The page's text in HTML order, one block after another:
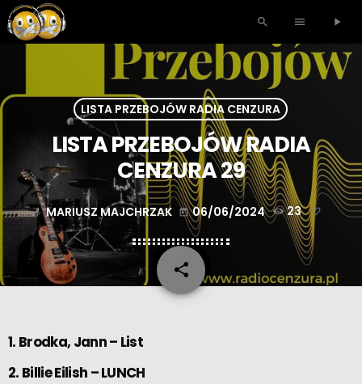
search menu play_arrow
LISTA PRZEBOJÓW RADIA CENZURA
LISTA PRZEBOJÓW RADIA
CENZURA 29
mic MARIUSZ MAJCHRZAK today 06/06/2024 23
share
email
1. Brodka, Jann – List
2. Billie Eilish – LUNCH